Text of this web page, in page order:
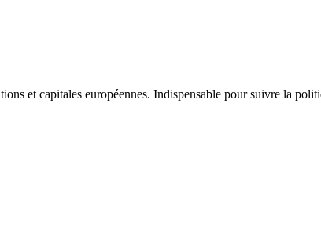
et capitales européennes. Indispensable pour suivre la